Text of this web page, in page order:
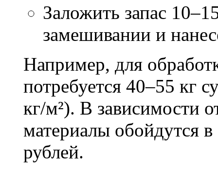
Заложить запас
замешивании и
Например, для
потребуется 40–55 кг
кг/м²). В зависимости
материалы обойдутся
рублей.